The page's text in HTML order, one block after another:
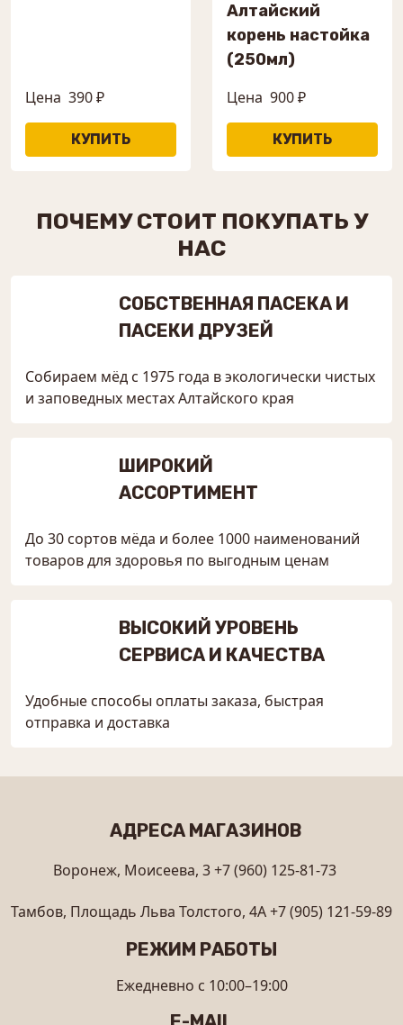
Цена 390 ₽
Алтайский
корень настойка
(250мл)
Цена 900 ₽
ПОЧЕМУ СТОИТ ПОКУПАТЬ У
НАС
СОБСТВЕННАЯ ПАСЕКА И
ПАСЕКИ ДРУЗЕЙ
Собираем мёд с 1975 года в экологически чистых
и заповедных местах Алтайского края
ШИРОКИЙ
АССОРТИМЕНТ
До 30 сортов мёда и более 1000 наименований
товаров для здоровья по выгодным ценам
ВЫСОКИЙ УРОВЕНЬ
СЕРВИСА И КАЧЕСТВА
Удобные способы оплаты заказа, быстрая
отправка и доставка
АДРЕСА МАГАЗИНОВ
Воронеж, Моисеева, 3+7 (960) 125-81-73
Тамбов, Площадь Льва Толстого, 4А+7 (905) 121-59-89
РЕЖИМ РАБОТЫ
Ежедневно с 10:00–19:00